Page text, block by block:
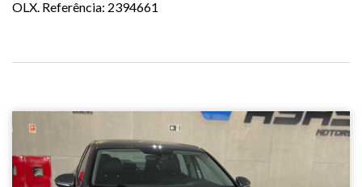
OLX. Referência: 2394661